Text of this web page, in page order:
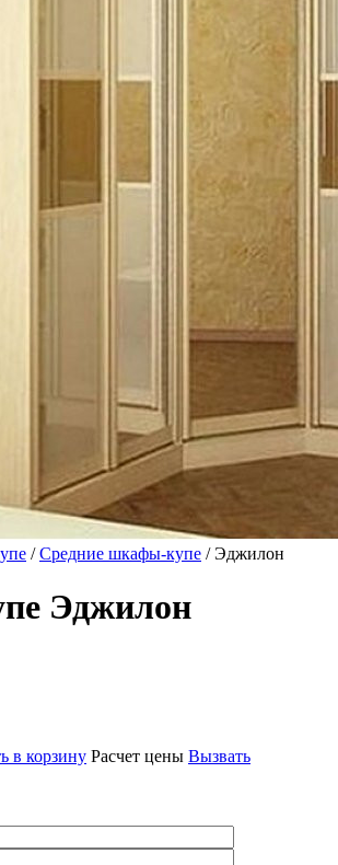
/Средние шкафы-купе / Эджилон
Эджилон
в корзину Расчет цены Вызвать